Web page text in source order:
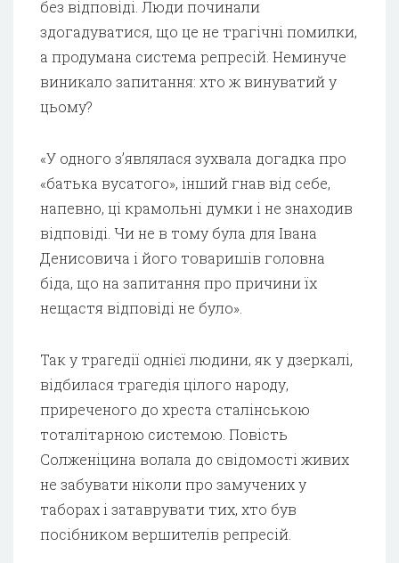
без відповіді. Люди починали
здогадуватися, що це не трагічні помилки,
а продумана система репресій. Неминуче
виникало запитання: хто ж винуватий у
цьому?
«У одного з’являлася зухвала догадка про
«батька вусатого», інший гнав від себе,
напевно, ці крамольні думки і не знаходив
відповіді. Чи не в тому була для Івана
Денисовича і його товаришів головна
біда, що на запитання про причини їх
нещастя відповіді не було».
Так у трагедії однієї людини, як у дзеркалі,
відбилася трагедія цілого народу,
приреченого до хреста сталінською
тоталітарною системою. Повість
Солженіцина волала до свідомості живих
не забувати ніколи про замучених у
таборах і затаврувати тих, хто був
посібником вершителів репресій.